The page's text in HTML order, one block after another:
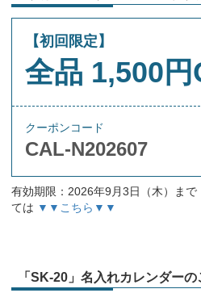
【初回限定】
全品 1,500円
クーポンコード
CAL-N202607
有効期限：2026年9月3日（木）ま
ては ▼▼こちら▼▼
「SK-20」名入れカレンダー